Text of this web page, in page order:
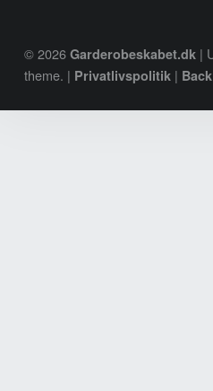
© 2026 Garderobeskabet.dk |
theme. | Privatlivspolitik |